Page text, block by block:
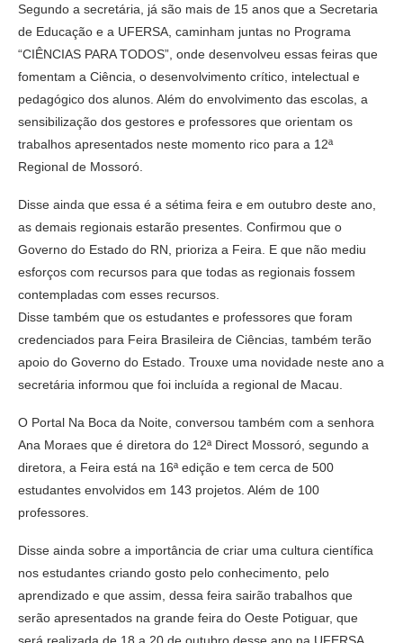
Segundo a secretária, já são mais de 15 anos que a Secretaria
de Educação e a UFERSA, caminham juntas no Programa
“CIÊNCIAS PARA TODOS”, onde desenvolveu essas feiras que
fomentam a Ciência, o desenvolvimento crítico, intelectual e
pedagógico dos alunos. Além do envolvimento das escolas, a
sensibilização dos gestores e professores que orientam os
trabalhos apresentados neste momento rico para a 12ª
Regional de Mossoró.
Disse ainda que essa é a sétima feira e em outubro deste ano,
as demais regionais estarão presentes. Confirmou que o
Governo do Estado do RN, prioriza a Feira. E que não mediu
esforços com recursos para que todas as regionais fossem
contempladas com esses recursos.
Disse também que os estudantes e professores que foram
credenciados para Feira Brasileira de Ciências, também terão
apoio do Governo do Estado. Trouxe uma novidade neste ano a
secretária informou que foi incluída a regional de Macau.
O Portal Na Boca da Noite, conversou também com a senhora
Ana Moraes que é diretora do 12ª Direct Mossoró, segundo a
diretora, a Feira está na 16ª edição e tem cerca de 500
estudantes envolvidos em 143 projetos. Além de 100
professores.
Disse ainda sobre a importância de criar uma cultura científica
nos estudantes criando gosto pelo conhecimento, pelo
aprendizado e que assim, dessa feira sairão trabalhos que
serão apresentados na grande feira do Oeste Potiguar, que